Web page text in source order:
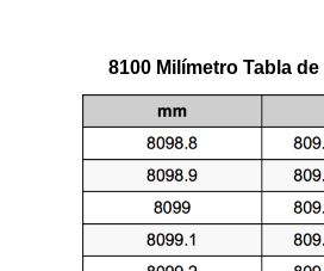
8100 Milímetro Tabla